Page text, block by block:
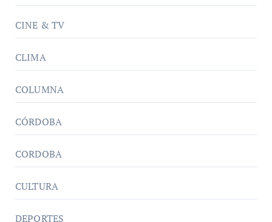
CINE & TV
CLIMA
COLUMNA
CÓRDOBA
CORDOBA
CULTURA
DEPORTES